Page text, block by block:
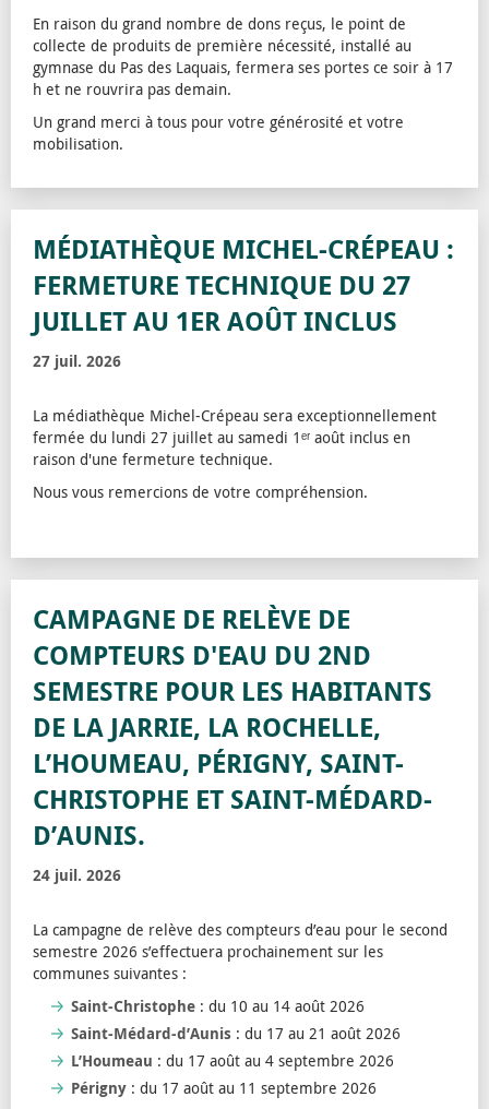
En raison du grand nombre de dons reçus, le point de
collecte de produits de première nécessité, installé au
gymnase du Pas des Laquais, fermera ses portes ce soir à 17
h et ne rouvrira pas demain.
Un grand merci à tous pour votre générosité et votre
mobilisation.
MÉDIATHÈQUE MICHEL-CRÉPEAU :
FERMETURE TECHNIQUE DU 27
JUILLET AU 1ER AOÛT INCLUS
27 juil. 2026
La médiathèque Michel-Crépeau sera exceptionnellement
fermée du lundi 27 juillet au samedi 1ᵉʳ août inclus en
raison d'une fermeture technique.
Nous vous remercions de votre compréhension.
CAMPAGNE DE RELÈVE DE
COMPTEURS D'EAU DU 2ND
SEMESTRE POUR LES HABITANTS
DE LA JARRIE, LA ROCHELLE,
L’HOUMEAU, PÉRIGNY, SAINT-
CHRISTOPHE ET SAINT-MÉDARD-
D’AUNIS.
24 juil. 2026
La campagne de relève des compteurs d’eau pour le second
semestre 2026 s’effectuera prochainement sur les
communes suivantes :
Saint-Christophe : du 10 au 14 août 2026
Saint-Médard-d’Aunis : du 17 au 21 août 2026
L’Houmeau : du 17 août au 4 septembre 2026
Périgny : du 17 août au 11 septembre 2026